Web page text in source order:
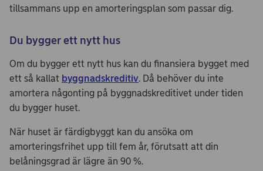
tillsammans upp en amorteringsplan som passar dig.
Du bygger ett nytt hus
Om du bygger ett nytt hus kan du finansiera bygget med
ett så kallat byggnadskreditiv. Då behöver du inte
amortera någonting på byggnadskreditivet under tiden
du bygger huset.
När huset är färdigbyggt kan du ansöka om
amorteringsfrihet upp till fem år, förutsatt att din
belåningsgrad är lägre än 90 %.